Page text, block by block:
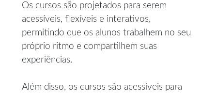
Os cursos são projetados para serem
acessíveis, flexíveis e interativos,
permitindo que os alunos trabalhem no seu
próprio ritmo e compartilhem suas
experiências.
Além disso, os cursos são acessíveis para